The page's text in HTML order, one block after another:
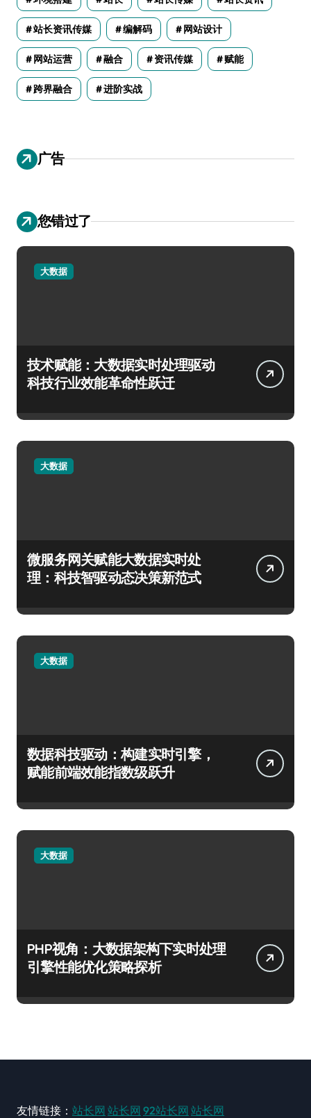
站长资讯传媒 编解码 网站设计
网站运营 融合 资讯传媒 赋能
跨界融合 进阶实战
广告
您错过了
大数据
技术赋能：大数据实时处理驱动
科技行业效能革命性跃迁
大数据
微服务网关赋能大数据实时处
理：科技智驱动态决策新范式
大数据
数据科技驱动：构建实时引擎，
赋能前端效能指数级跃升
大数据
PHP视角：大数据架构下实时处理
引擎性能优化策略探析
友情链接： 站长网 站长网 92站长网 站长网